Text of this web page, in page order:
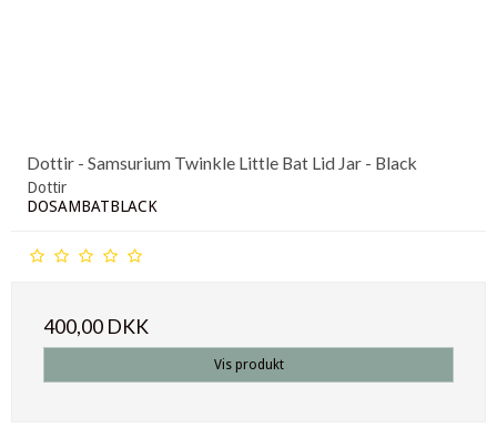
Dottir - Samsurium Twinkle Little Bat Lid Jar - Black
Dottir
DOSAMBATBLACK
400,00 DKK
Vis produkt